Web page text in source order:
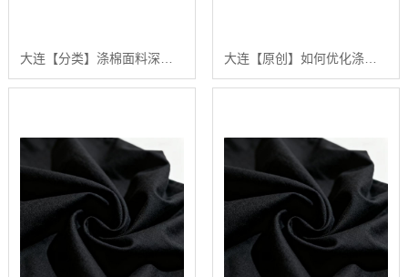
大连【分类】涤棉面料深度解析：构建高品质、可持续纺织品供应链的行业白皮书【精梳涤棉坯布长期供应合作案例】【很重要?】 大连【原创】如何优化涤棉面料的染色效果：陕西秦塬纺织的深度技术指南【有什么用?】